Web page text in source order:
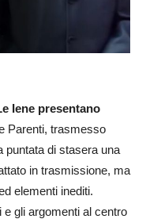
Iene presentano
Parenti, trasmesso
puntata di stasera una
in trasmissione, ma
elementi inediti.
gli argomenti al centro